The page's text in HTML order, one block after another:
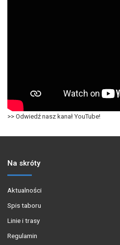
>> Odwiedź nasz kanał YouTube!
Na skróty
Aktualności
Spis taboru
Linie i trasy
Regulamin